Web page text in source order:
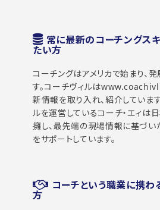
常に最新のコーチングス
たい方
コーチングはアメリカで始まり、
す。コーチヴィルは
新情報を取り入れ、紹介しています
ルを運営しているコーチ・エィは
擁し、最先端の現場情報に基づい
をサポートしています。
コーチという職業に携わ
方